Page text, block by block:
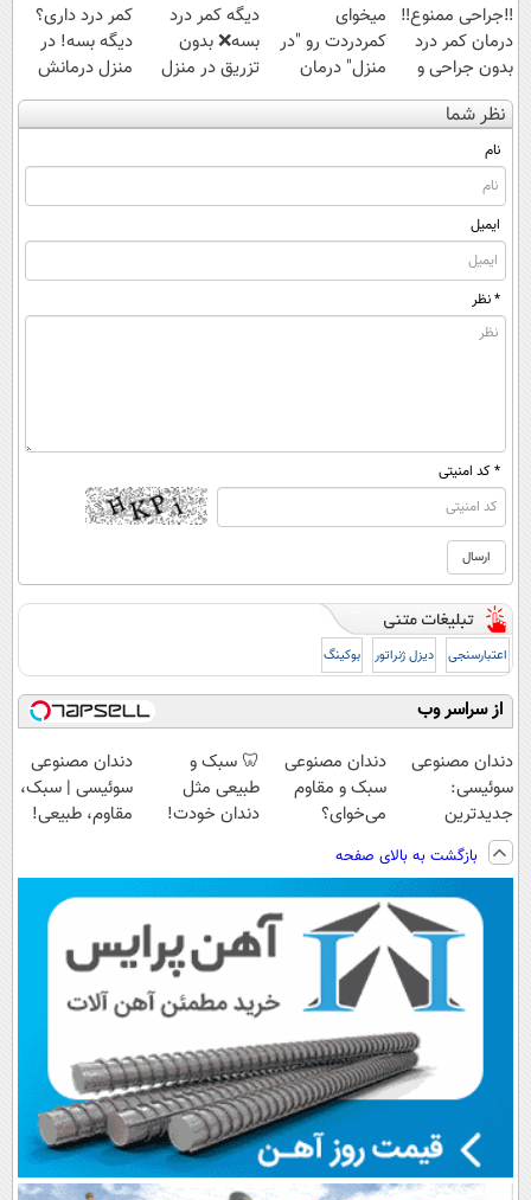
‼️جراحی ممنوع‼️
درمان کمر درد
بدون جراحی و
دوره نقاهت
میخوای
کمردردت رو "در
منزل" درمان
کنی؟ (◂فیلم +
◂پرسش‌نامه)
دیگه کمر درد
بسه❌ بدون
تزریق در منزل
درمانش کن✅
◀پرسش‌نامه پر
کمر درد داری؟
دیگه بسه! در
منزل درمانش
کن
(◀پرسش‌نامه)
نظر شما
نام
ایمیل
* نظر
* کد امنیتی
اعتبارسنجی دیزل ژنراتور بوکینگ
از سراسر وب
دندان مصنوعی
سوئیسی:
جدیدترین
فناوری اروپا،
سبک و مقاوم |
پرداخت قسطی
دندان مصنوعی
سبک و مقاوم
می‌خوای؟
هم داریم!😍 |
📍تهران
🦷 سبک و
طبیعی مثل
دندان خودت!
💳 📍 تهران
دندان مصنوعی
سوئیسی | سبک،
مقاوم، طبیعی!
اقساطی😍
بازگشت به بالای صفحه